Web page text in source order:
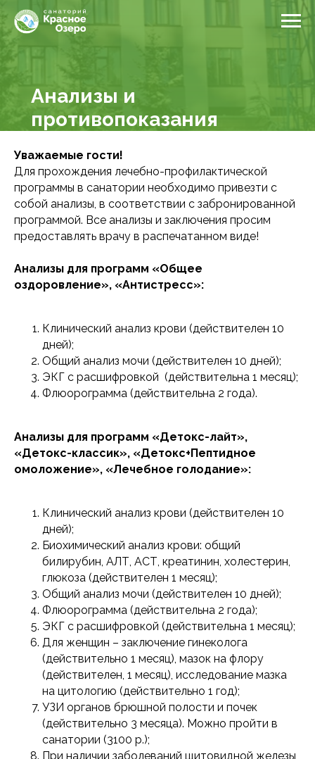
Анализы и
противопоказания
Уважаемые гости!
Для прохождения лечебно-профилактической
программы в санатории необходимо привезти с
собой анализы, в соответствии с забронированной
программой. Все анализы и заключения просим
предоставлять врачу в распечатанном виде!
Анализы для программ «Общее
оздоровление», «Антистресс»:
Клинический анализ крови (действителен 10
дней);
Общий анализ мочи (действителен 10 дней);
ЭКГ с расшифровкой (действительна 1 месяц);
Флюорограмма (действительна 2 года).
Анализы для программ «Детокс-лайт»,
«Детокс-классик», «Детокс+Пептидное
омоложение», «Лечебное голодание»:
Клинический анализ крови (действителен 10
дней);
Биохимический анализ крови: общий
билирубин, АЛТ, АСТ, креатинин, холестерин,
глюкоза (действителен 1 месяц);
Общий анализ мочи (действителен 10 дней);
Флюорограмма (действительна 2 года);
ЭКГ с расшифровкой (действительна 1 месяц);
Для женщин – заключение гинеколога
(действительно 1 месяц), мазок на флору
(действителен, 1 месяц), исследование мазка
на цитологию (действительно 1 год);
УЗИ органов брюшной полости и почек
(действительно 3 месяца). Можно пройти в
санатории (3100 р.);
При наличии заболеваний щитовидной железы